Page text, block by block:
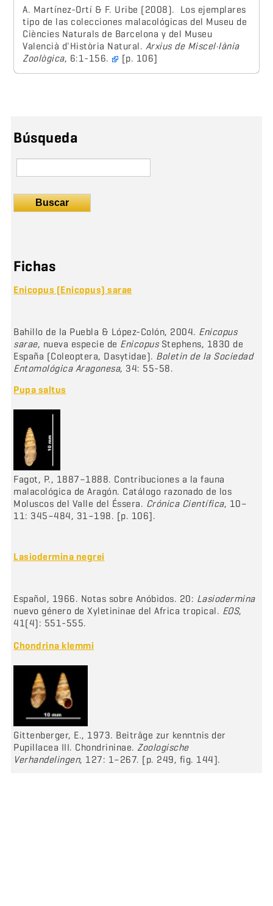
A. Martínez-Ortí & F. Uribe (2008). Los ejemplares
tipo de las colecciones malacológicas del Museu de
Ciències Naturals de Barcelona y del Museu
Valencià d'Història Natural. Arxius de Miscel·lània
Zoològica, 6:1-156. [p. 106]
Búsqueda
Buscar
Fichas
Enicopus (Enicopus) sarae
Bahillo de la Puebla & López-Colón, 2004. Enicopus
sarae, nueva especie de EnicopusStephens, 1830 de
España (Coleoptera, Dasytidae). Boletin de la Sociedad
Entomológica Aragonesa, 34: 55-58.
Pupa saltus
Fagot, P., 1887–1888. Contribuciones a la fauna
malacológica de Aragón. Catálogo razonado de los
Moluscos del Valle del Éssera. Crónica Científica, 10–
11: 345–484, 31–198. [p. 106].
Lasiodermina negrei
Español, 1966. Notas sobre Anóbidos. 20: Lasiodermina
nuevo género de Xyletininae del Africa tropical. EOS,
41(4): 551-555.
Chondrina klemmi
Gittenberger, E., 1973. Beiträge zur kenntnis der
Pupillacea III. Chondrininae. Zoologische
Verhandelingen, 127: 1–267. [p. 249, fig. 144].